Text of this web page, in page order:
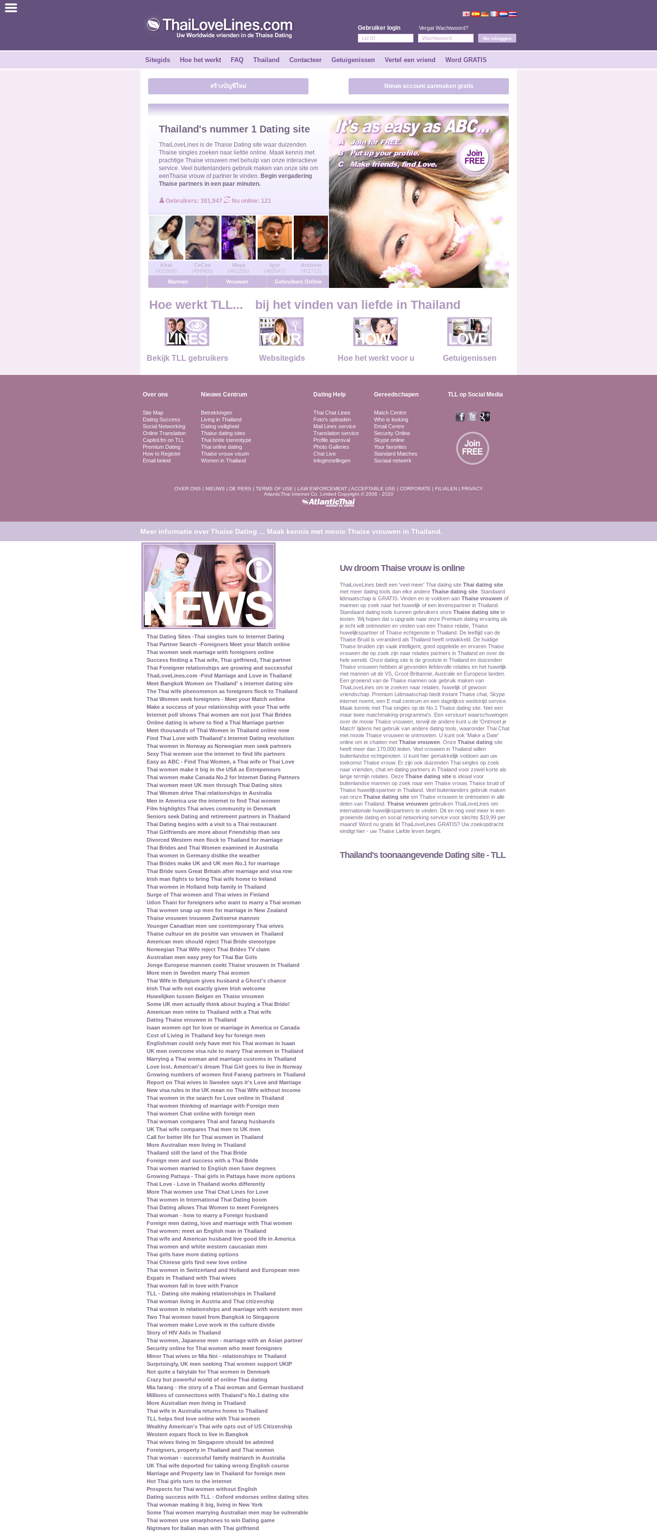
Gebruiker login Vergat Wachtwoord?
ไทย
Word GRATIS
Sitegids Hoe het werkt FAQ Thailand Contacteer Getuigenissen Vertel een vriend Word GRATIS
สร้างบัญชีใหม่ Nieuw account aanmaken gratis
Thailand's nummer 1 Dating site
ThaiLoveLines is de Thaise Dating site waar duizenden
Thaise singles zoeken naar liefde online. Maak kennis met
prachtige Thaise vrouwen met behulp van onze interactieve
service. Veel buitenlanders gebruik maken van onze site om
eenThaise vrouw of partner te vinden. Begin vergadering
Thaise partners in een paar minuten.
Gebruikers: 381,947 Nu online: 121
Khai
(431606)
CeCee
(458905)
Maya
(461265)
Igor
(460547)
Antonio
(411712)
Mannen
Vrouwen Gebruikers Online
Hoe werkt TLL... bij het vinden van liefde in Thailand
Bekijk TLL gebruikers Websitegids Hoe het werkt voor u Getuigenissen
Over ons Nieuws Centrum Dating Help Gereedschapen TLL op Social Media
Site Map
Dating Success
Social Networking
Online Translation
Capitol.fm on TLL
Premium Dating
How to Register
Email beleid
Betrekkingen
Living in Thailand
Dating veiligheid
Thaise dating sites
Thai bride stereotype
Thai online dating
Thaise vrouw visum
Women in Thailand
Thai Chat Lines
Foto's uploaden
Mail Lines service
Translation service
Profile approval
Photo Galleries
Chat Live
Inloginstellingen
Match Centre
Who is looking
Email Centre
Security Online
Skype online
Your favorites
Standard Matches
Sociaal netwerk
OVER ONS | NIEUWS | DE PERS | TERMS OF USE | LAW ENFORCEMENT| ACCEPTABLE USE | CORPORATE | FILIALEN| PRIVACY
AtlanticThai Internet Co. Limited Copyright © 2006 - 2020
Meer informatie over Thaise Dating ... Maak kennis met mooie Thaise vrouwen in Thailand.
Thai Dating Sites -Thai singles turn to Internet Dating
Thai Partner Search -Foreigners Meet your Match online
Thai women seek marriage with foreigners online
Success finding a Thai wife, Thai girlfriend, Thai partner
Thai Foreigner relationships are growing and successful
ThaiLoveLines.com -Find Marriage and Love in Thailand
Meet Bangkok Women on Thailand' s internet dating site
The Thai wife phenomenon as foreigners flock to Thailand
Thai Women seek foreigners - Meet your Match online
Make a success of your relationship with your Thai wife
Internet poll shows Thai women are not just Thai Brides
Online dating is where to find a Thai Marriage partner
Meet thousands of Thai Women in Thailand online now
Find Thai Love with Thailand's Internet Dating revolution
Thai women in Norway as Norwegian men seek partners
Sexy Thai women use the internet to find life partners
Easy as ABC - Find Thai Women, a Thai wife or Thai Love
Thai women make it big in the USA as Entrepeneurs
Thai women make Canada No.2 for Internet Dating Partners
Thai women meet UK men through Thai Dating sites
Thai Women drive Thai relationships in Australia
Men in America use the internet to find Thai women
Film highlights Thai wives community in Denmark
Seniors seek Dating and retirement partners in Thailand
Thai Dating begins with a visit to a Thai restaurant
Thai Girlfriends are more about Friendship than sex
Divorced Western men flock to Thailand for marriage
Thai Brides and Thai Women examined in Australia
Thai women in Germany dislike the weather
Thai Brides make UK and UK men No.1 for marriage
Thai Bride sues Great Britain after marriage and visa row
Irish man fights to bring Thai wife home to Ireland
Thai women in Holland help family in Thailand
Surge of Thai women and Thai wives in Finland
Udon Thani for foreigners who want to marry a Thai woman
Thai women snap up men for marriage in New Zealand
Thaise vrouwen trouwen Zwitserse mannen
Younger Canadian men see contemporary Thai wives
Thaise cultuur en de positie van vrouwen in Thailand
American men should reject Thai Bride stereotype
Norwegian Thai Wife reject Thai Brides TV claim
Australian men easy prey for Thai Bar Girls
Jonge Europese mannen zoekt Thaise vrouwen in Thailand
More men in Sweden marry Thai women
Thai Wife in Belgium gives husband a Ghost's chance
Irish Thai wife not exactly given Irish welcome
Huwelijken tussen Belgen en Thaise vrouwen
Some UK men actually think about buying a Thai Bride!
American men retire to Thailand with a Thai wife
Dating Thaise vrouwen in Thailand
Isaan women opt for love or marriage in America or Canada
Cost of Living in Thailand key for foreign men
Englishman could only have met his Thai woman in Isaan
UK men overcome visa rule to marry Thai women in Thailand
Marrying a Thai woman and marriage customs in Thailand
Love lost. American's dream Thai Girl goes to live in Norway
Growing numbers of women find Farang partners in Thailand
Report on Thai wives in Sweden says it's Love and Marriage
New visa rules in the UK mean no Thai Wife without income
Thai women in the search for Love online in Thailand
Thai women thinking of marriage with Foreign men
Thai women Chat online with foreign men
Thai woman compares Thai and farang husbands
UK Thai wife compares Thai men to UK men
Call for better life for Thai women in Thailand
More Australian men living in Thailand
Thailand still the land of the Thai Bride
Foreign men and success with a Thai Bride
Thai women married to English men have degrees
Growing Pattaya - Thai girls in Pattaya have more options
Thai Love - Love in Thailand works differently
More Thai women use Thai Chat Lines for Love
Thai women in International Thai Dating boom
Thai Dating allows Thai Women to meet Foreigners
Thai woman - how to marry a Foreign husband
Foreign men dating, love and marriage with Thai women
Thai women: meet an English man in Thailand
Thai wife and American husband live good life in America
Thai women and white western caucasian men
Thai girls have more dating options
Thai Chinese girls find new love online
Thai women in Switzerland and Holland and European men
Expats in Thailand with Thai wives
Thai women fall in love with France
TLL - Dating site making relationships in Thailand
Thai woman living in Austria and Thai citizenship
Thai women in relationships and marriage with western men
Two Thai women travel from Bangkok to Singapore
Thai women make Love work in the culture divide
Story of HIV Aids in Thailand
Thai women, Japanese men - marriage with an Asian partner
Security online for Thai women who meet foreigners
Minor Thai wives or Mia Noi - relationships in Thailand
Surprisingly, UK men seeking Thai women support UKIP
Not quite a fairytale for Thai women in Denmark
Crazy but powerful world of online Thai dating
Mia farang - the story of a Thai woman and German husband
Millions of connections with Thaland's No.1 dating site
More Australian men living in Thailand
Thai wife in Australia returns home to Thailand
TLL helps find love online with Thai women
Wealthy American's Thai wife opts out of US Citizenship
Western expats flock to live in Bangkok
Thai wives living in Singapore should be admired
Foreigners, property in Thailand and Thai women
Thai woman - successful family matriarch in Australia
UK Thai wife deported for taking wrong English course
Marriage and Property law in Thailand for foreign men
Hot Thai girls turn to the internet
Prospects for Thai women without English
Dating success with TLL - Oxford endorses online dating sites
Thai woman making it big, living in New York
Some Thai women marrying Australian men may be vulnerable
Thai women use smarphones to win Dating game
Nigtmare for Italian man with Thai girlfriend
Uw droom Thaise vrouw is online
ThaiLoveLines biedt een 'veel meer' Thai dating site Thai dating site
met meer dating tools dan elke andere Thaise dating site. Standaard
lidmaatschap is GRATIS. Vinden en te voldoen aan Thaise vrouwen of
mannen op zoek naar het huwelijk of een levenspartner in Thailand.
Standaard dating tools kunnen gebruikers onze Thaise dating sitete
testen. Wij hopen dat u upgrade naar onze Premium dating ervaring als
je echt wilt ontmoeten en vinden van een Thaise relatie, Thaise
huwelijkspartner of Thaise echtgenote in Thailand. De leeftijd van de
Thaise Bruid is veranderd als Thailand heeft ontwikkeld. De huidige
Thaise bruiden zijn vaak intelligent, goed opgeleide en ervaren Thaise
vrouwen die op zoek zijn naar relaties partners in Thailand en over de
hele wereld. Onze dating site is de grootste in Thailand en duizenden
Thaise vrouwen hebben al gevonden liefdevolle relaties en het huwelijk
met mannen uit de VS, Groot-Brittannie, Australie en Europese landen.
Een groeiend van de Thaise mannen ook gebruik maken van
ThaiLoveLines om te zoeken naar relaties, huwelijk of gewoon
vriendschap. Premium Lidmaatschap biedt instant Thaise chat, Skype
internet noemt, een E mail centrum en een dagelijkse wedstrijd service.
Maak kennis met Thai singles op de No.1 Thaise dating site. Niet een
maar twee matchmaking-programma's. Een verstuurt waarschuwingen
over de mooie Thaise vrouwen, terwijl de andere kunt u de 'Ontmoet je
Match' tijdens het gebruik van andere dating tools, waaronder Thai Chat
met mooie Thaise vrouwen te ontmoeten. U kunt ook 'Make a Date'
online om te chatten met Thaise vrouwen . Onze Thaise dating site
heeft meer dan 170.000 leden. Veel vrouwen in Thailand willen
buitenlandse echtgenoten. U kunt hier gemakkelijk voldoen aan uw
toekomst Thaise vrouw. Er zijn ook duizenden Thai singles op zoek
naar vrienden, chat en dating partners in Thailand voor zowel korte als
lange termijn relaties. Deze Thaise dating siteis ideaal voor
buitenlandse mannen op zoek naar een Thaise vrouw, Thaise bruid of
Thaise huwelijkspartner in Thailand. Veel buitenlanders gebruik maken
van onze Thaise dating siteom Thaise vrouwen te ontmoeten in alle
delen van Thailand. Thaise vrouwen gebruiken ThaiLoveLines om
internationale huwelijkspartners te vinden. Dit en nog veel meer in een
groeiende dating en social networking service voor slechts $19,99 per
maand! Word nu gratis lid ThaiLoveLines GRATIS? Uw zoekopdracht
eindigt hier - uw Thaise Liefde leven begint.
Thailand's toonaangevende Dating site - TLL